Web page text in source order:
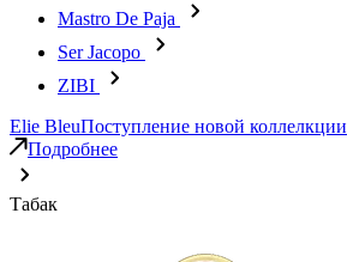
Mastro De Paja
Ser Jacopo
ZIBI
Elie BleuПоступление новой коллелкции
Подробнее
Табак